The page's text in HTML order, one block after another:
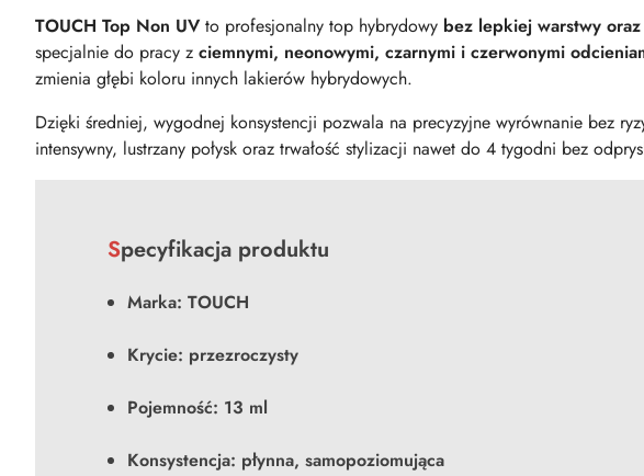
TOUCH Top Non UV to profesjonalny top hybrydowy bez lepkiej warstwy
specjalnie do pracy z ciemnymi, neonowymi, czarnymi i czerwonymi
zmienia głębi koloru innych lakierów hybrydowych.
Dzięki średniej, wygodnej konsystencji pozwala na precyzyjne wyrównanie bez
intensywny, lustrzany połysk oraz trwałość stylizacji nawet do 4 tygodni bez
Specyfikacja produktu
Marka: TOUCH
Krycie: przezroczysty
Pojemność: 13 ml
Konsystencja: płynna, samopoziomująca